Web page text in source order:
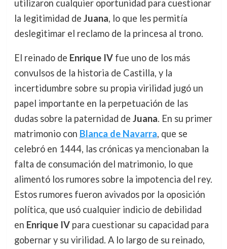
utilizaron cualquier oportunidad para cuestionar
la legitimidad de Juana, lo que les permitía
deslegitimar el reclamo de la princesa al trono.
El reinado de Enrique IVfue uno de los más
convulsos de la historia de Castilla, y la
incertidumbre sobre su propia virilidad jugó un
papel importante en la perpetuación de las
dudas sobre la paternidad de Juana. En su primer
matrimonio con Blanca de Navarra, que se
celebró en 1444, las crónicas ya mencionaban la
falta de consumación del matrimonio, lo que
alimentó los rumores sobre la impotencia del rey.
Estos rumores fueron avivados por la oposición
política, que usó cualquier indicio de debilidad
en Enrique IVpara cuestionar su capacidad para
gobernar y su virilidad. A lo largo de su reinado,